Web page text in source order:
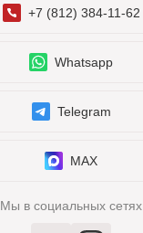
+7 (812) 384-11-62
Whatsapp
Telegram
MAX
Мы в социальных сетях